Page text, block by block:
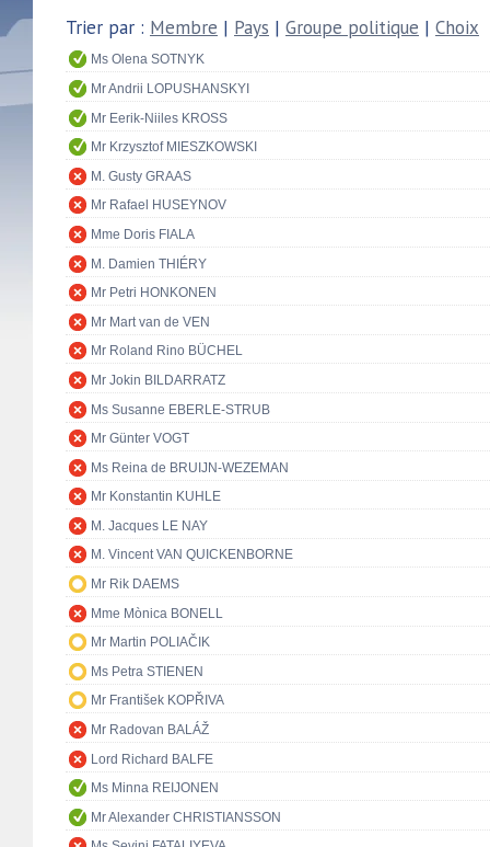
Trier par : Membre | Pays | Groupe politique | Choix
Ms Olena SOTNYK
Mr Andrii LOPUSHANSKYI
Mr Eerik-Niiles KROSS
Mr Krzysztof MIESZKOWSKI
M. Gusty GRAAS
Mr Rafael HUSEYNOV
Mme Doris FIALA
M. Damien THIÉRY
Mr Petri HONKONEN
Mr Mart van de VEN
Mr Roland Rino BÜCHEL
Mr Jokin BILDARRATZ
Ms Susanne EBERLE-STRUB
Mr Günter VOGT
Ms Reina de BRUIJN-WEZEMAN
Mr Konstantin KUHLE
M. Jacques LE NAY
M. Vincent VAN QUICKENBORNE
Mr Rik DAEMS
Mme Mònica BONELL
Mr Martin POLIAČIK
Ms Petra STIENEN
Mr František KOPŘIVA
Mr Radovan BALÁŽ
Lord Richard BALFE
Ms Minna REIJONEN
Mr Alexander CHRISTIANSSON